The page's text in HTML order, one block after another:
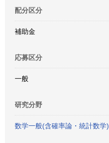
配分区分
補助金
応募区分
一般
研究分野
数学一般(含確率論・統計数学)